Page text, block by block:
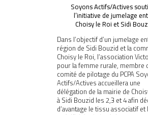
PÔLE ISP/ESS
PÔLE
Soyons Actifs/Actives
l’initiative de jumelage
Choisy le Roi et Sidi
Dans l’objectif d’un jumelage
région de Sidi Bouzid et la
Choisy le Roi, l’association
pour la femme rurale, membre
comité de pilotage du PCPA
Actifs/Actives accueillera une
délégation de la mairie de
à Sidi Bouzid les 2,3 et 4 afin
d’avantage le tissu associatif et